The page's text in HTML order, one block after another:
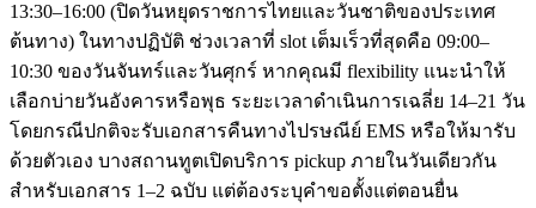
13:30–16:00 (ปิดวันหยุดราชการไทยและวันชาติของประเทศ
ต้นทาง) ในทางปฏิบัติ ช่วงเวลาที่ slot เต็มเร็วที่สุดคือ 09:00–
10:30 ของวันจันทร์และวันศุกร์ หากคุณมี flexibility แนะนำให้
เลือกบ่ายวันอังคารหรือพุธ ระยะเวลาดำเนินการเฉลี่ย 14–21 วัน
โดยกรณีปกติจะรับเอกสารคืนทางไปรษณีย์ EMS หรือให้มารับ
ด้วยตัวเอง บางสถานทูตเปิดบริการ pickup ภายในวันเดียวกัน
สำหรับเอกสาร 1–2 ฉบับ แต่ต้องระบุคำขอตั้งแต่ตอนยื่น